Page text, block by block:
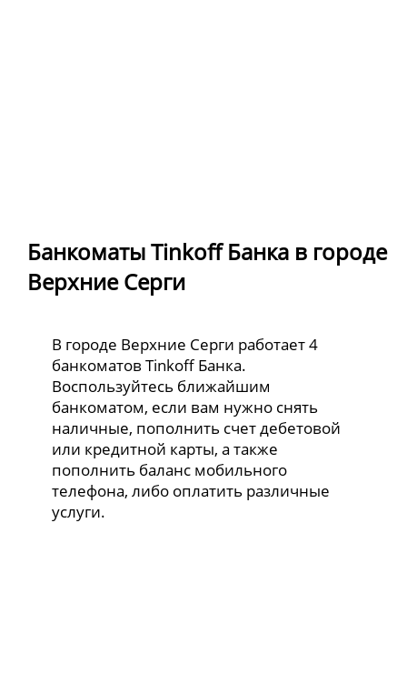
Банкоматы Tinkoff Банка в городе
Верхние Серги
В городе Верхние Серги работает 4
банкоматов Tinkoff Банка.
Воспользуйтесь ближайшим
банкоматом, если вам нужно снять
наличные, пополнить счет дебетовой
или кредитной карты, а также
пополнить баланс мобильного
телефона, либо оплатить различные
услуги.